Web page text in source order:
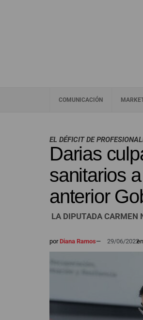
COMUNICACIÓN
EL DÉFICIT DE
Darias
sanitarios
anterior
LA DIPUTADA CARMEN
porDiana Ramos— 29/06/2022en